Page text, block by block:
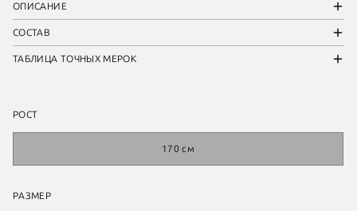
ОПИСАНИЕ
СОСТАВ
ТАБЛИЦА ТОЧНЫХ МЕРОК
РОСТ
170 см
РАЗМЕР